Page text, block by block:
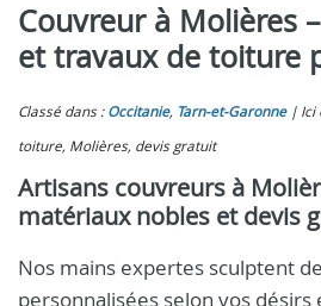
Couvreur à Molières
et travaux de toiture
Classé dans : Occitanie, Tarn-et-Garonne
Ici
toiture, Molières, devis gratuit
Artisans couvreurs à
matériaux nobles et devis
Nos mains expertes sculptent
personnalisées selon vos désirs